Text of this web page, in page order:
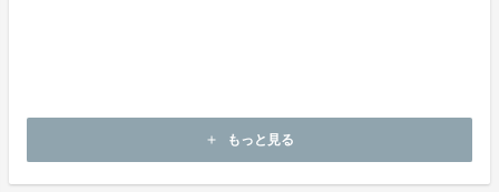
お届け期間：2023年2月1日（水）～2月7日（火）
add もっと見る